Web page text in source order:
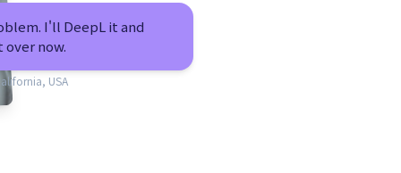
I'll DeepL it and
over now.
USA